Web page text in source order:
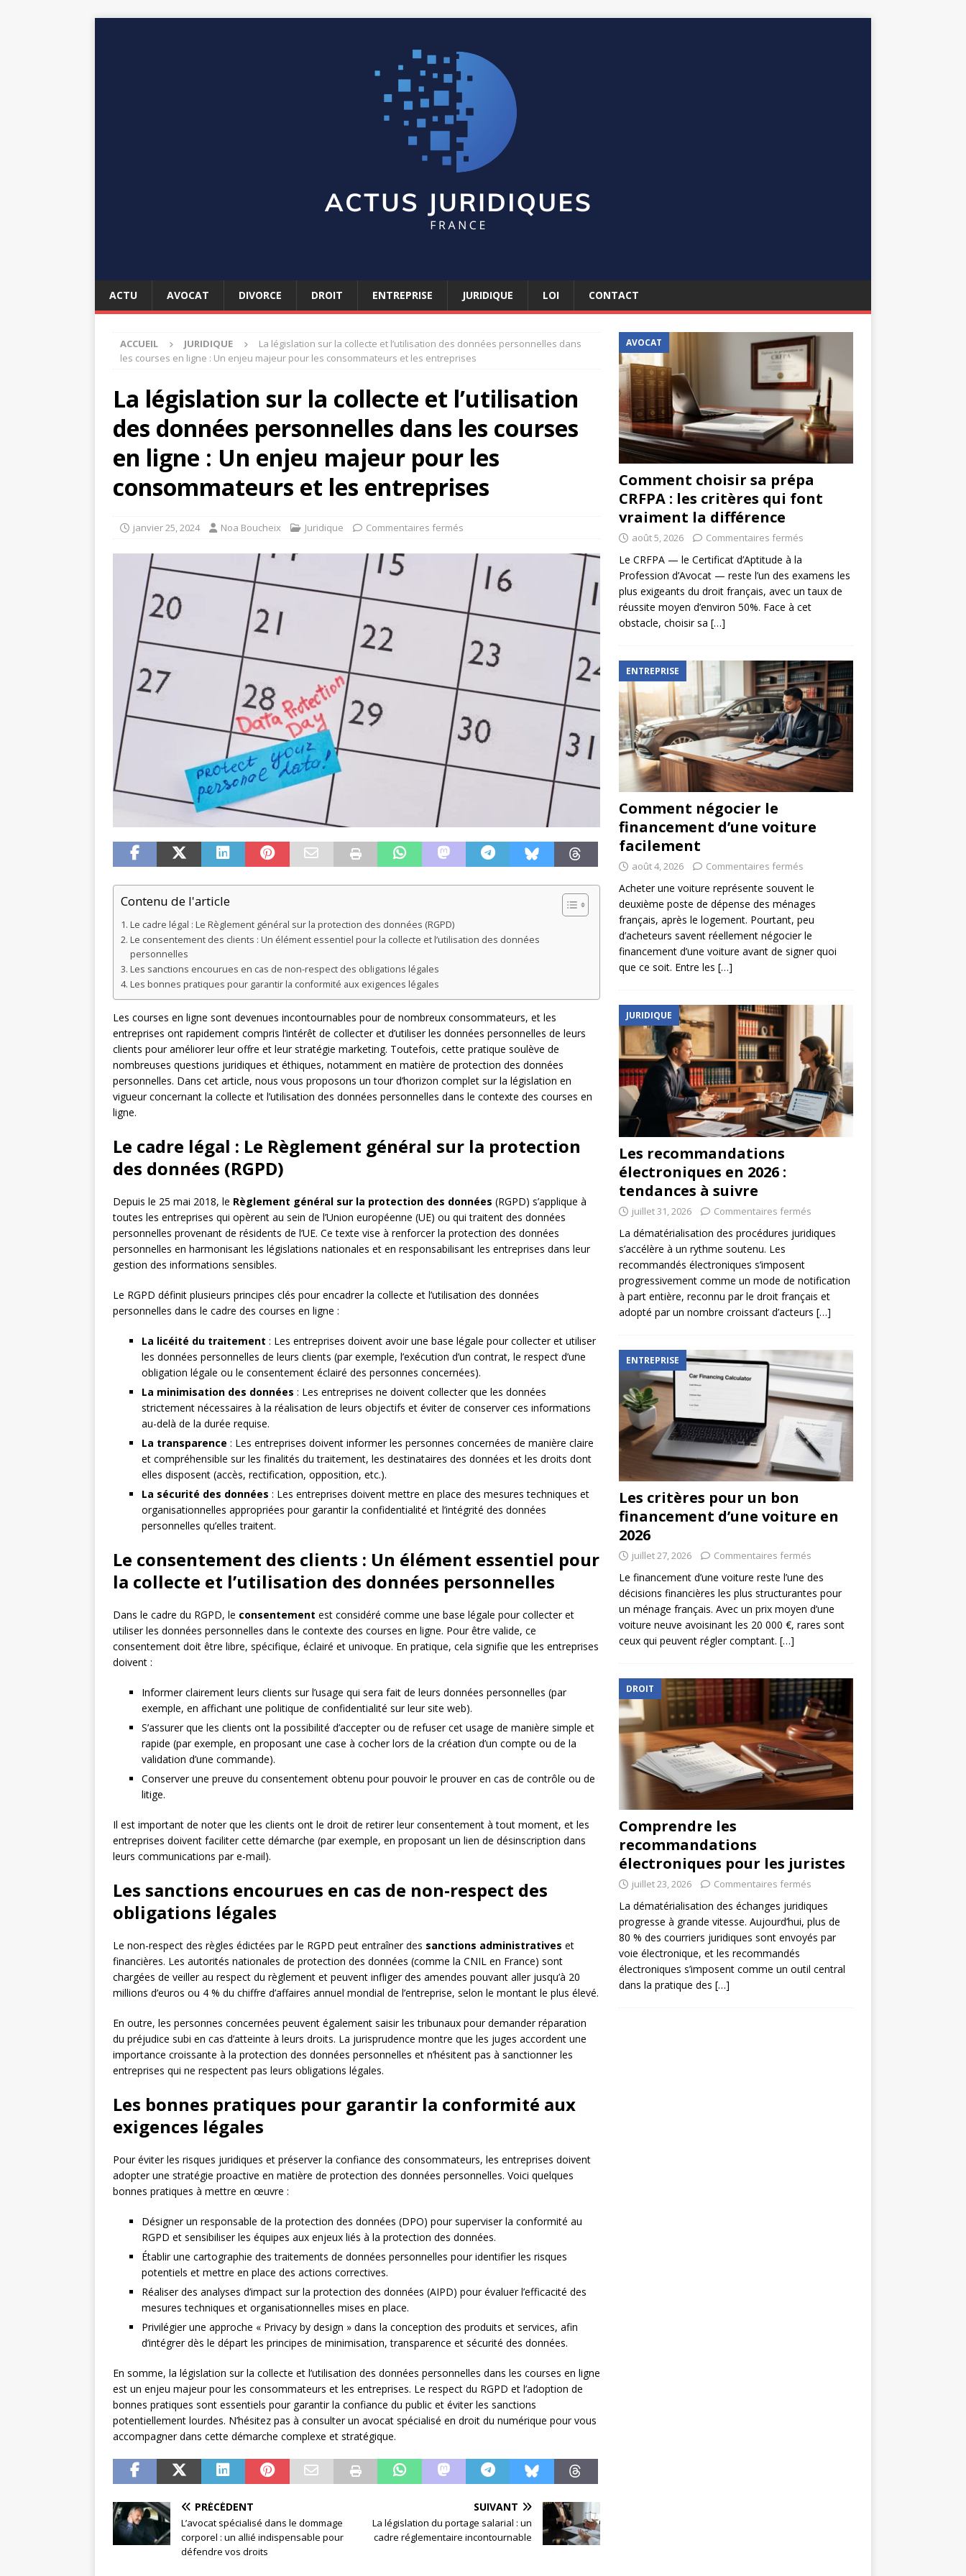
ACTU AVOCAT DIVORCE DROIT ENTREPRISE JURIDIQUE LOI CONTACT
ACCUEIL JURIDIQUE
La législation sur la collecte et l’utilisation des données personnelles dans
les courses en ligne : Un enjeu majeur pour les consommateurs et les entreprises
La législation sur la collecte et l’utilisation
des données personnelles dans les courses
en ligne : Un enjeu majeur pour les
consommateurs et les entreprises
janvier 25, 2024 Noa Boucheix Juridique Commentaires fermés
Contenu de l'article
Le cadre légal : Le Règlement général sur la protection des données (RGPD)
Le consentement des clients : Un élément essentiel pour la collecte et l’utilisation des données
personnelles
Les sanctions encourues en cas de non-respect des obligations légales
Les bonnes pratiques pour garantir la conformité aux exigences légales
Les courses en ligne sont devenues incontournables pour de nombreux consommateurs, et les
entreprises ont rapidement compris l’intérêt de collecter et d’utiliser les données personnelles de leurs
clients pour améliorer leur offre et leur stratégie marketing. Toutefois, cette pratique soulève de
nombreuses questions juridiques et éthiques, notamment en matière de protection des données
personnelles. Dans cet article, nous vous proposons un tour d’horizon complet sur la législation en
vigueur concernant la collecte et l’utilisation des données personnelles dans le contexte des courses en
ligne.
Le cadre légal : Le Règlement général sur la protection
des données (RGPD)
Depuis le 25 mai 2018, le Règlement général sur la protection des données (RGPD) s’applique à
toutes les entreprises qui opèrent au sein de l’Union européenne (UE) ou qui traitent des données
personnelles provenant de résidents de l’UE. Ce texte vise à renforcer la protection des données
personnelles en harmonisant les législations nationales et en responsabilisant les entreprises dans leur
gestion des informations sensibles.
Le RGPD définit plusieurs principes clés pour encadrer la collecte et l’utilisation des données
personnelles dans le cadre des courses en ligne :
La licéité du traitement : Les entreprises doivent avoir une base légale pour collecter et utiliser
les données personnelles de leurs clients (par exemple, l’exécution d’un contrat, le respect d’une
obligation légale ou le consentement éclairé des personnes concernées).
La minimisation des données : Les entreprises ne doivent collecter que les données
strictement nécessaires à la réalisation de leurs objectifs et éviter de conserver ces informations
au-delà de la durée requise.
La transparence : Les entreprises doivent informer les personnes concernées de manière claire
et compréhensible sur les finalités du traitement, les destinataires des données et les droits dont
elles disposent (accès, rectification, opposition, etc.).
La sécurité des données : Les entreprises doivent mettre en place des mesures techniques et
organisationnelles appropriées pour garantir la confidentialité et l’intégrité des données
personnelles qu’elles traitent.
Le consentement des clients : Un élément essentiel pour
la collecte et l’utilisation des données personnelles
Dans le cadre du RGPD, le consentement est considéré comme une base légale pour collecter et
utiliser les données personnelles dans le contexte des courses en ligne. Pour être valide, ce
consentement doit être libre, spécifique, éclairé et univoque. En pratique, cela signifie que les entreprises
doivent :
Informer clairement leurs clients sur l’usage qui sera fait de leurs données personnelles (par
exemple, en affichant une politique de confidentialité sur leur site web).
S’assurer que les clients ont la possibilité d’accepter ou de refuser cet usage de manière simple et
rapide (par exemple, en proposant une case à cocher lors de la création d’un compte ou de la
validation d’une commande).
Conserver une preuve du consentement obtenu pour pouvoir le prouver en cas de contrôle ou de
litige.
Il est important de noter que les clients ont le droit de retirer leur consentement à tout moment, et les
entreprises doivent faciliter cette démarche (par exemple, en proposant un lien de désinscription dans
leurs communications par e-mail).
Les sanctions encourues en cas de non-respect des
obligations légales
Le non-respect des règles édictées par le RGPD peut entraîner des sanctions administratives et
financières. Les autorités nationales de protection des données (comme la CNIL en France) sont
chargées de veiller au respect du règlement et peuvent infliger des amendes pouvant aller jusqu’à 20
millions d’euros ou 4 % du chiffre d’affaires annuel mondial de l’entreprise, selon le montant le plus élevé.
En outre, les personnes concernées peuvent également saisir les tribunaux pour demander réparation
du préjudice subi en cas d’atteinte à leurs droits. La jurisprudence montre que les juges accordent une
importance croissante à la protection des données personnelles et n’hésitent pas à sanctionner les
entreprises qui ne respectent pas leurs obligations légales.
Les bonnes pratiques pour garantir la conformité aux
exigences légales
Pour éviter les risques juridiques et préserver la confiance des consommateurs, les entreprises doivent
adopter une stratégie proactive en matière de protection des données personnelles. Voici quelques
bonnes pratiques à mettre en œuvre :
Désigner un responsable de la protection des données (DPO) pour superviser la conformité au
RGPD et sensibiliser les équipes aux enjeux liés à la protection des données.
Établir une cartographie des traitements de données personnelles pour identifier les risques
potentiels et mettre en place des actions correctives.
Réaliser des analyses d’impact sur la protection des données (AIPD) pour évaluer l’efficacité des
mesures techniques et organisationnelles mises en place.
Privilégier une approche « Privacy by design » dans la conception des produits et services, afin
d’intégrer dès le départ les principes de minimisation, transparence et sécurité des données.
En somme, la législation sur la collecte et l’utilisation des données personnelles dans les courses en ligne
est un enjeu majeur pour les consommateurs et les entreprises. Le respect du RGPD et l’adoption de
bonnes pratiques sont essentiels pour garantir la confiance du public et éviter les sanctions
potentiellement lourdes. N’hésitez pas à consulter un avocat spécialisé en droit du numérique pour vous
accompagner dans cette démarche complexe et stratégique.
PRÉCÉDENT
L’avocat spécialisé dans le dommage
corporel : un allié indispensable pour
défendre vos droits
SUIVANT
La législation du portage salarial : un
cadre réglementaire incontournable
AVOCAT
Comment choisir sa prépa
CRFPA : les critères qui font
vraiment la différence
août 5, 2026 Commentaires fermés
Le CRFPA — le Certificat d’Aptitude à la
Profession d’Avocat — reste l’un des examens les
plus exigeants du droit français, avec un taux de
réussite moyen d’environ 50%. Face à cet
obstacle, choisir sa […]
ENTREPRISE
Comment négocier le
financement d’une voiture
facilement
août 4, 2026 Commentaires fermés
Acheter une voiture représente souvent le
deuxième poste de dépense des ménages
français, après le logement. Pourtant, peu
d’acheteurs savent réellement négocier le
financement d’une voiture avant de signer quoi
que ce soit. Entre les […]
JURIDIQUE
Les recommandations
électroniques en 2026 :
tendances à suivre
juillet 31, 2026 Commentaires fermés
La dématérialisation des procédures juridiques
s’accélère à un rythme soutenu. Les
recommandés électroniques s’imposent
progressivement comme un mode de notification
à part entière, reconnu par le droit français et
adopté par un nombre croissant d’acteurs […]
ENTREPRISE
Les critères pour un bon
financement d’une voiture en
2026
juillet 27, 2026 Commentaires fermés
Le financement d’une voiture reste l’une des
décisions financières les plus structurantes pour
un ménage français. Avec un prix moyen d’une
voiture neuve avoisinant les 20 000 €, rares sont
ceux qui peuvent régler comptant. […]
DROIT
Comprendre les
recommandations
électroniques pour les juristes
juillet 23, 2026 Commentaires fermés
La dématérialisation des échanges juridiques
progresse à grande vitesse. Aujourd’hui, plus de
80 % des courriers juridiques sont envoyés par
voie électronique, et les recommandés
électroniques s’imposent comme un outil central
dans la pratique des […]